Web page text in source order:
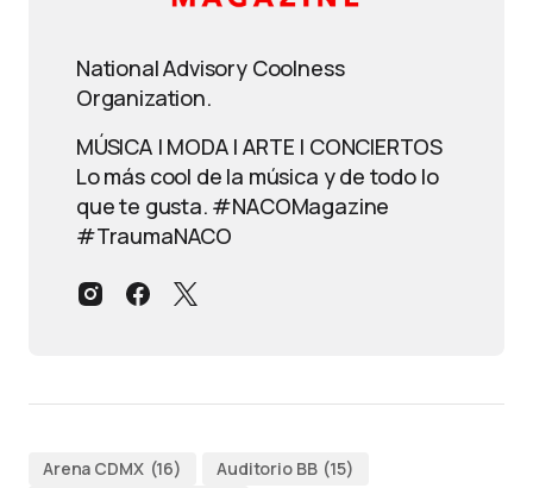
National Advisory Coolness
Organization.
MÚSICA | MODA | ARTE | CONCIERTOS
Lo más cool de la música y de todo lo
que te gusta. #NACOMagazine
#TraumaNACO
Arena CDMX (16) Auditorio BB (15)